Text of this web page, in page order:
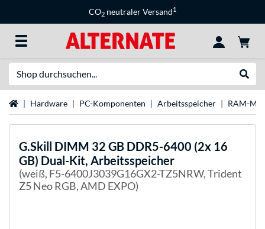
CO2 neutraler Versand1
StartseiteHardware PC-Komponenten Arbeitsspeicher RAM-
G.Skill DIMM 32 GB DDR5-6400 (2x 16
GB) Dual-Kit, Arbeitsspeicher
(weiß, F5-6400J3039G16GX2-TZ5NRW, Trident
Z5 Neo RGB, AMD EXPO)